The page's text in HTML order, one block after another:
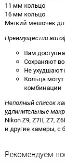
11 мм кольцо
16 мм кольцо
Мягкий мешочек
Преимущество
Вам
Сохраняют
Не ухудшают
Кольца
комбинации
Неполный список
удлинительные
Nikon Z9, Z7II, Z7,
и другие камеры, с
Рекомендуем